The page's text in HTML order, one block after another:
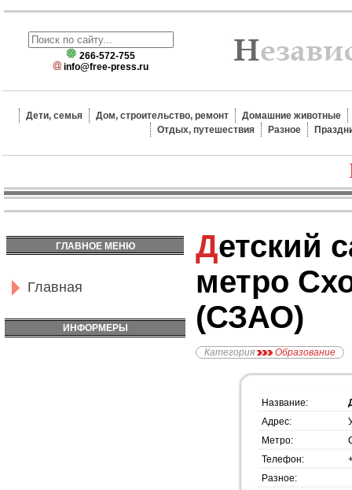
266-572-755
info@free-press.ru
Дети, семья Дом, строительство, ремонт
Домашние животные
Отдых, путешествия
Разное
ГЛАВНОЕ МЕНЮ
Главная
ИНФОРМЕРЫ
Детский сад №1903,
метро
(СЗАО)
Категория Образование
Название:
Адрес:
Метро:
Телефон:
Разное: